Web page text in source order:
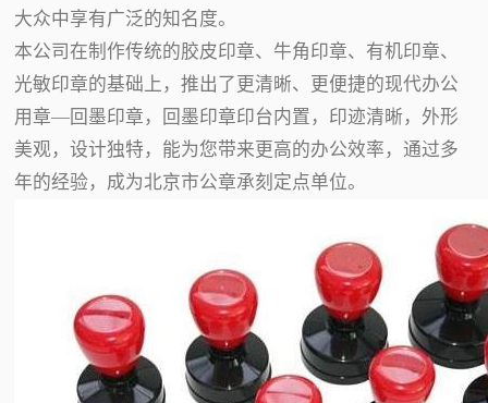
大众中享有广泛的知名度。
本公司在制作传统的胶皮印章、牛角印章、有机印章、
光敏印章的基础上，推出了更清晰、更便捷的现代办公
用章—回墨印章，回墨印章印台内置，印迹清晰，外形
美观，设计独特，能为您带来更高的办公效率，通过多
年的经验，成为北京市公章承刻定点单位。